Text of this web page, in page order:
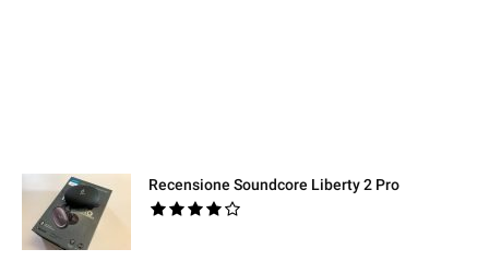
Recensione Soundcore Liberty 2 Pro